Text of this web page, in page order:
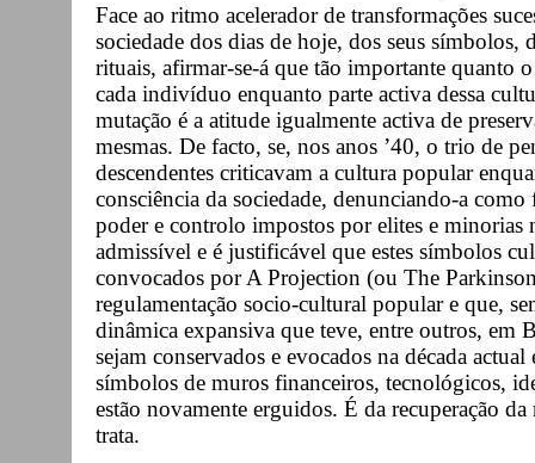
Face ao ritmo acelerador de transformações
sociedade dos dias de hoje, dos seus símbolos,
rituais, afirmar-se-á que tão importante quanto
cada indivíduo enquanto parte activa dessa
mutação é a atitude igualmente activa de
mesmas. De facto, se, nos anos ’40, o trio de
descendentes criticavam a cultura popular
consciência da sociedade, denunciando-a como
poder e controlo impostos por elites e minorias
admissível e é justificável que estes símbolos
convocados por A Projection (ou The
regulamentação socio-cultural popular e que,
dinâmica expansiva que teve, entre outros, em
sejam conservados e evocados na década
símbolos de muros financeiros, tecnológicos,
estão novamente erguidos. É da recuperação
trata.